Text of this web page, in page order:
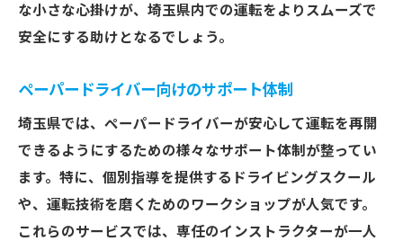
な小さな心掛けが、埼玉県内での運転をよりスムーズで
安全にする助けとなるでしょう。
ペーパードライバー向けのサポート体制
埼玉県では、ペーパードライバーが安心して運転を再開
できるようにするための様々なサポート体制が整ってい
ます。特に、個別指導を提供するドライビングスクール
や、運転技術を磨くためのワークショップが人気です。
これらのサービスでは、専任のインストラクターが一人